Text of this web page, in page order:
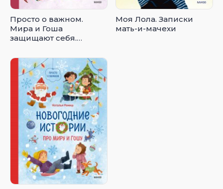
Просто о важном.
Мира и Гоша
защищают себя.
личные границы
Моя Лола. Записки
мать-и-мачехи